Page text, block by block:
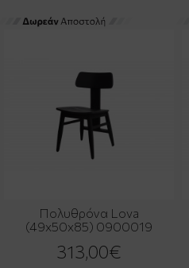
Πολυθρόνα Lova
(49x50x85) 0900019
313,00€